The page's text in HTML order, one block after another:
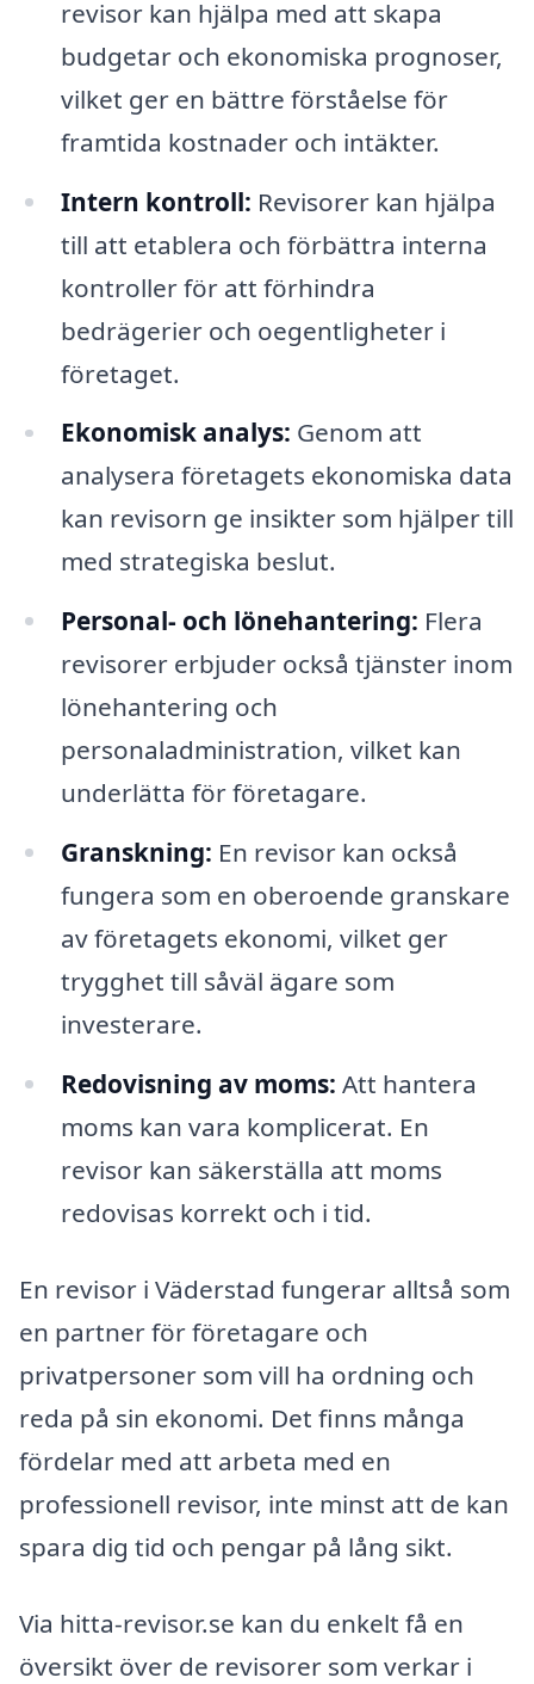
revisor kan hjälpa med att skapa
budgetar och ekonomiska prognoser,
vilket ger en bättre förståelse för
framtida kostnader och intäkter.
Intern kontroll: Revisorer kan hjälpa
till att etablera och förbättra interna
kontroller för att förhindra
bedrägerier och oegentligheter i
företaget.
Ekonomisk analys: Genom att
analysera företagets ekonomiska data
kan revisorn ge insikter som hjälper till
med strategiska beslut.
Personal- och lönehantering: Flera
revisorer erbjuder också tjänster inom
lönehantering och
personaladministration, vilket kan
underlätta för företagare.
Granskning: En revisor kan också
fungera som en oberoende granskare
av företagets ekonomi, vilket ger
trygghet till såväl ägare som
investerare.
Redovisning av moms: Att hantera
moms kan vara komplicerat. En
revisor kan säkerställa att moms
redovisas korrekt och i tid.
En revisor i Väderstad fungerar alltså som
en partner för företagare och
privatpersoner som vill ha ordning och
reda på sin ekonomi. Det finns många
fördelar med att arbeta med en
professionell revisor, inte minst att de kan
spara dig tid och pengar på lång sikt.
Via hitta-revisor.se kan du enkelt få en
översikt över de revisorer som verkar i